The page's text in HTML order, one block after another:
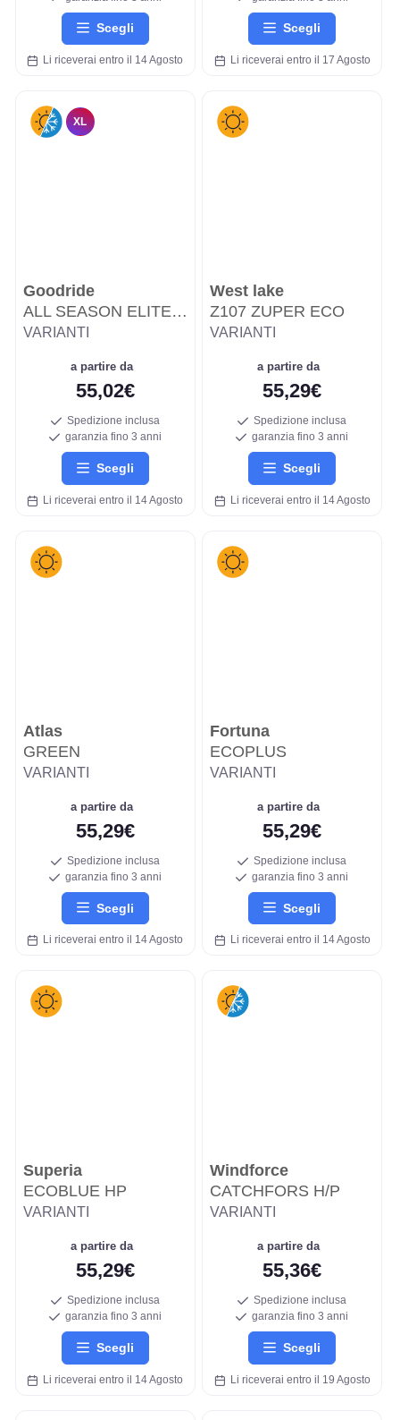
Scegli
Li riceverai entro il 14 Agosto
Scegli
Li riceverai entro il 17 Agosto
XL
Goodride
ALL SEASON ELITE Z-401
VARIANTI
a partire da
55,02€
Spedizione inclusa
garanzia fino 3 anni
Scegli
Li riceverai entro il 14 Agosto
West lake
Z107 ZUPER ECO
VARIANTI
a partire da
55,29€
Spedizione inclusa
garanzia fino 3 anni
Scegli
Li riceverai entro il 14 Agosto
Atlas
GREEN
VARIANTI
a partire da
55,29€
Spedizione inclusa
garanzia fino 3 anni
Scegli
Li riceverai entro il 14 Agosto
Fortuna
ECOPLUS
VARIANTI
a partire da
55,29€
Spedizione inclusa
garanzia fino 3 anni
Scegli
Li riceverai entro il 14 Agosto
Superia
ECOBLUE HP
VARIANTI
a partire da
55,29€
Spedizione inclusa
garanzia fino 3 anni
Scegli
Li riceverai entro il 14 Agosto
Windforce
CATCHFORS H/P
VARIANTI
a partire da
55,36€
Spedizione inclusa
garanzia fino 3 anni
Scegli
Li riceverai entro il 19 Agosto